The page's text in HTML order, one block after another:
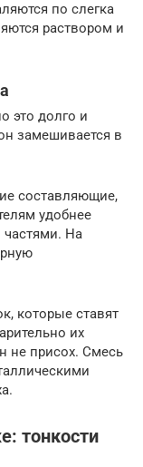
по слегка
раствором и
это долго и
замешивается в
составляющие,
удобнее
На
которые ставят
их
не присох. Смесь
тонкости